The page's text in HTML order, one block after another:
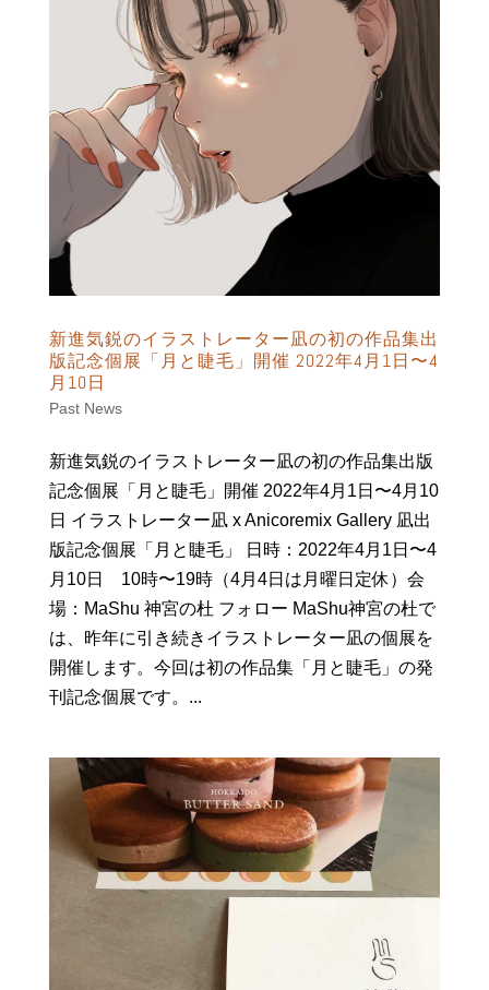
新進気鋭のイラストレーター凪の初の作品集出
版記念個展「月と睫毛」開催 2022年4月1日〜4
月10日
Past News
新進気鋭のイラストレーター凪の初の作品集出版
記念個展「月と睫毛」開催 2022年4月1日〜4月10
日 イラストレーター凪 x Anicoremix Gallery 凪出
版記念個展「月と睫毛」 日時：2022年4月1日〜4
月10日 10時〜19時（4月4日は月曜日定休）会
場：MaShu 神宮の杜 フォロー MaShu神宮の杜で
は、昨年に引き続きイラストレーター凪の個展を
開催します。今回は初の作品集「月と睫毛」の発
刊記念個展です。...